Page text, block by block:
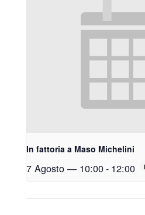
In fattoria a Maso Michelini
7 Agosto — 10:00- 12:00